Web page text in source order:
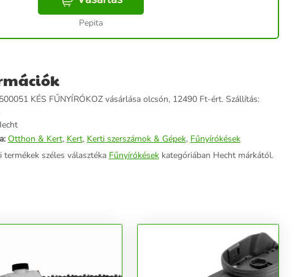
Pepita
KÉS FŰNYÍRÓKOZ vásárlása olcsón, 12490 Ft-ért. Szállítás:
Otthon & Kert, Kert, Kerti szerszámok & Gépek, Fűnyírókések
termékek széles választéka Fűnyírókésekkategóriában Hecht márkától.